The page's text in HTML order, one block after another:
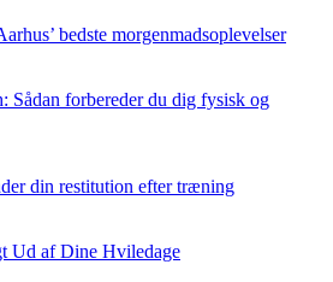
bedste morgenmadsoplevelser
Sådan forbereder du dig fysisk og
din restitution efter træning
Ud af Dine Hviledage